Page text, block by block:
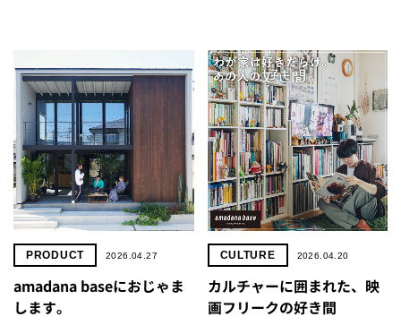
PRODUCT 2026.04.27
amadana baseにおじゃま
します。
CULTURE 2026.04.20
カルチャーに囲まれた、映
画フリークの好き間